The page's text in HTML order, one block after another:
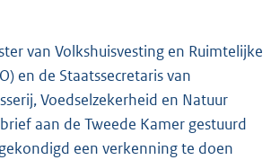
van Volkshuisvesting en Ruimtelijke
en de Staatssecretaris van
Voedselzekerheid en Natuur
aan de Tweede Kamer gestuurd
een verkenning te doen